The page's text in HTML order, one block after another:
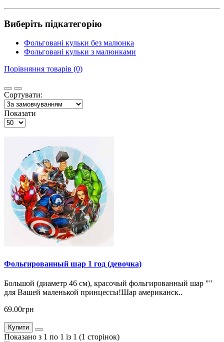
Виберіть підкатегорію
Фольговані кульки без малюнка
Фольговані кульки з малюнками
Порівняння товарів (0)
Сортувати:
Показати
Фольгированный шар 1 год (девочка)
Большой (диаметр 46 см), красочый фольгированный шар ""
для Вашей маленькой принцессы!Шар американск..
69.00грн
Купити
Показано з 1 по 1 із 1 (1 сторінок)